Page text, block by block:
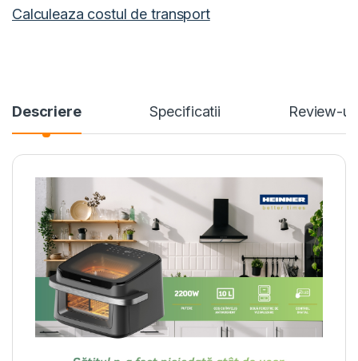
Calculeaza costul de transport
Descriere Specificatii Review-uri